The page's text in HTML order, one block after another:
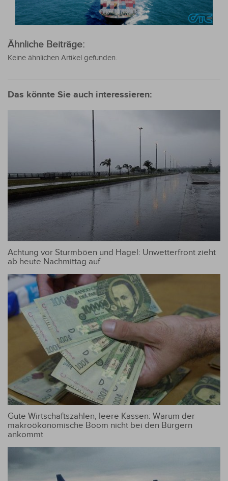
Ähnliche Beiträge:
Keine ähnlichen Artikel gefunden.
Das könnte Sie auch interessieren:
Achtung vor Sturmböen und Hagel: Unwetterfront zieht
ab heute Nachmittag auf
Gute Wirtschaftszahlen, leere Kassen: Warum der
makroökonomische Boom nicht bei den Bürgern
ankommt